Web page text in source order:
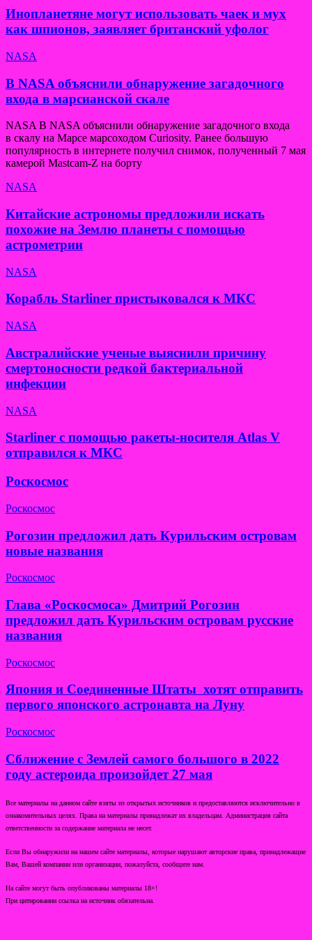
Инопланетяне могут использовать чаек и мух
как шпионов, заявляет британский уфолог
NASA
В NASA объяснили обнаружение загадочного
входа в марсианской скале
NASA В NASA объяснили обнаружение загадочного входа
в скалу на Марсе марсоходом Curiosity. Ранее большую
популярность в интернете получил снимок, полученный 7 мая
камерой Mastcam-Z на борту
NASA
Китайские астрономы предложили искать
похожие на Землю планеты с помощью
астрометрии
NASA
Корабль Starliner пристыковался к МКС
NASA
Австралийские ученые выяснили причину
смертоносности редкой бактериальной
инфекции
NASA
Starliner с помощью ракеты-носителя Atlas V
отправился к МКС
Роскосмос
Роскосмос
Рогозин предложил дать Курильским островам
новые названия
Роскосмос
Глава «Роскосмоса» Дмитрий Рогозин
предложил дать Курильским островам русские
названия
Роскосмос
Япония и Соединенные Штаты хотят отправить
первого японского астронавта на Луну
Роскосмос
Сближение с Землей самого большого в 2022
году астероида произойдет 27 мая
Все материалы на данном сайте взяты из открытых источников и предоставляются исключительно в
ознакомительных целях. Права на материалы принадлежат их владельцам. Администрация сайта
ответственности за содержание материала не несет.
Если Вы обнаружили на нашем сайте материалы, которые нарушают авторские права, принадлежащие
Вам, Вашей компании или организации, пожалуйста, сообщите нам.
На сайте могут быть опубликованы материалы 18+!
При цитировании ссылка на источник обязательна.